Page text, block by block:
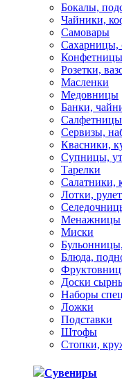
Бокалы,
Чайники,
Самовары
Сахарницы,
Розетки,
Масленки
Медовницы
Банки,
Салфетницы
Сервизы,
Квасники,
Супницы,
Тарелки
Салатники,
Лотки,
Менажницы
Миски
Блюда,
Доски
Наборы
Ложки
Подставки
Штофы
Стопки,
Сувениры